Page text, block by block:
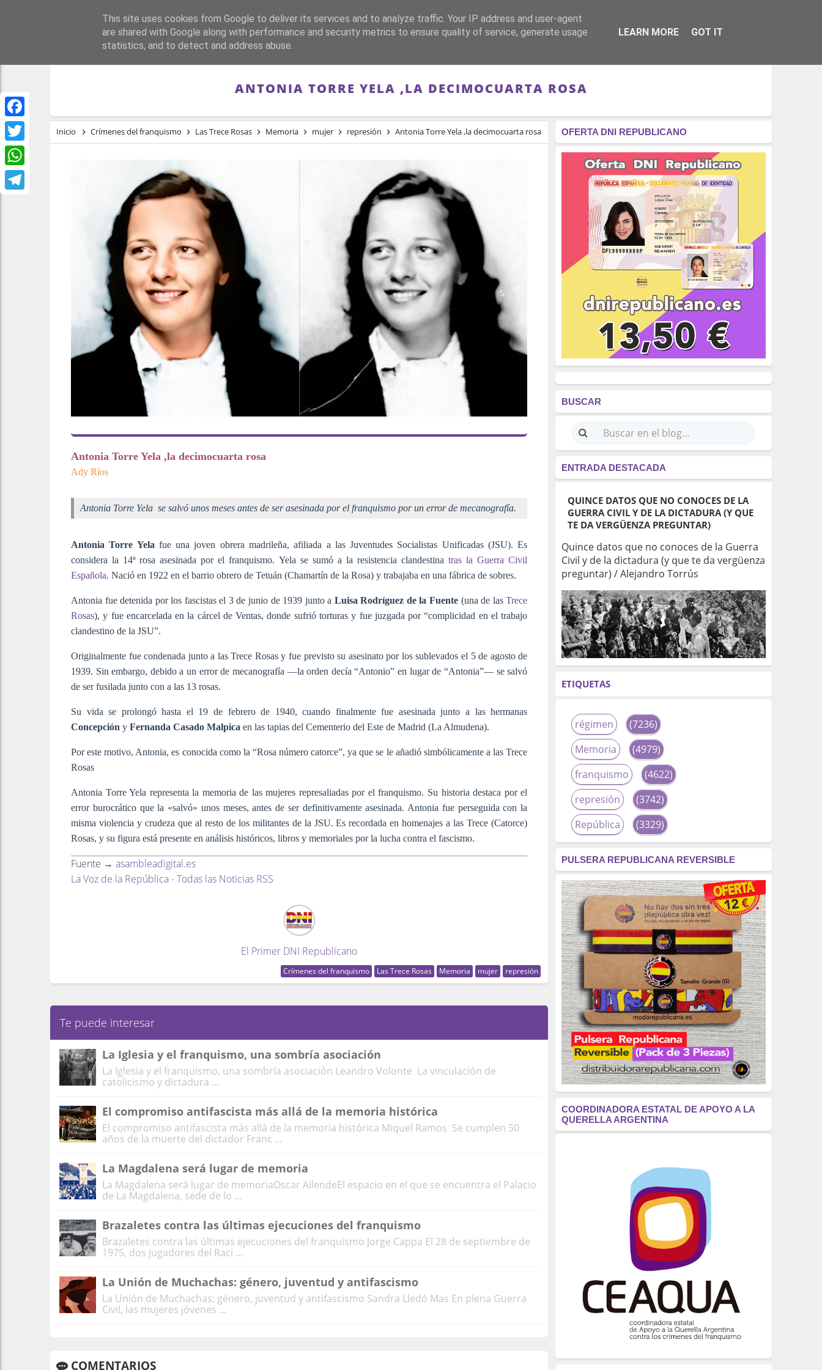
Facebook
Twitter
WhatsApp
PORTADA REPÚBLICA FRANQUISMO GUERRA DE ESPAÑA MEMORIA RÉGIMEN - MONARQUÍA
ANTONIA TORRE YELA ,LA DECIMOCUARTA ROSA
Inicio Crímenes del franquismo Las Trece Rosas Memoria mujer represión Antonia Torre Yela ,la decimocuarta rosa
Antonia Torre Yela ,la decimocuarta rosa
Ady Ríos
Antonia Torre Yela se salvó unos meses antes de ser asesinada por el franquismo por un error de mecanografía.
Antonia Torre Yela fue una joven obrera madrileña, afiliada a las Juventudes Socialistas Unificadas (JSU). Es
considera la 14ª rosa asesinada por el franquismo. Yela se sumó a la resistencia clandestina tras la Guerra Civil
Española. Nació en 1922 en el barrio obrero de Tetuán (Chamartín de la Rosa) y trabajaba en una fábrica de sobres.
Antonia fue detenida por los fascistas el 3 de junio de 1939 junto a Luisa Rodríguez de la Fuente(una de lasTrece
Rosas), y fue encarcelada en la cárcel de Ventas, donde sufrió torturas y fue juzgada por “complicidad en el trabajo
clandestino de la JSU”.
Originalmente fue condenada junto a las Trece Rosas y fue previsto su asesinato por los sublevados el 5 de agosto de
1939. Sin embargo, debido a un error de mecanografía —la orden decía “Antonio” en lugar de “Antonia”— se salvó
de ser fusilada junto con a las 13 rosas.
Su vida se prolongó hasta el 19 de febrero de 1940, cuando finalmente fue asesinada junto a las hermanas
Concepción y Fernanda Casado Malpica en las tapias del Cementerio del Este de Madrid (La Almudena).
Por este motivo, Antonia, es conocida como la “Rosa número catorce”, ya que se le añadió simbólicamente a las Trece
Rosas
Antonia Torre Yela representa la memoria de las mujeres represaliadas por el franquismo. Su historia destaca por el
error burocrático que la «salvó» unos meses, antes de ser definitivamente asesinada. Antonia fue perseguida con la
misma violencia y crudeza que al resto de los militantes de la JSU. Es recordada en homenajes a las Trece (Catorce)
Rosas, y su figura está presente en análisis históricos, libros y memoriales por la lucha contra el fascismo.
Fuente → asambleadigital.es
La Voz de la República - Todas las Noticias RSS
El Primer DNI Republicano
Crímenes del franquismo Las Trece Rosas Memoria mujer represión
Te puede interesar
La Iglesia y el franquismo, una sombría asociación
La Iglesia y el franquismo, una sombría asociación Leandro Volonte La vinculación de
catolicismo y dictadura ...
El compromiso antifascista más allá de la memoria histórica
El compromiso antifascista más allá de la memoria histórica Miquel Ramos Se cumplen 50
años de la muerte del dictador Franc ...
La Magdalena será lugar de memoria
La Magdalena será lugar de memoriaOscar AllendeEl espacio en el que se encuentra el Palacio
de La Magdalena, sede de lo ...
Brazaletes contra las últimas ejecuciones del franquismo
Brazaletes contra las últimas ejecuciones del franquismo Jorge Cappa El 28 de septiembre de
1975, dos jugadores del Raci ...
La Unión de Muchachas: género, juventud y antifascismo
La Unión de Muchachas: género, juventud y antifascismo Sandra Lledó Mas En plena Guerra
Civil, las mujeres jóvenes ...
COMENTARIOS
OFERTA DNI REPUBLICANO
BUSCAR
ENTRADA DESTACADA
QUINCE DATOS QUE NO CONOCES DE LA
GUERRA CIVIL Y DE LA DICTADURA (Y QUE
TE DA VERGÜENZA PREGUNTAR)
Quince datos que no conoces de la Guerra
Civil y de la dictadura (y que te da vergüenza
preguntar) / Alejandro Torrús
ETIQUETAS
régimen
(7236)
Memoria
(4979)
franquismo
(4622)
represión
(3742)
República
(3329)
fascismo
(2677)
tardofranquismo
(2320)
Actualidad
(2319)
monarquía
(2253)
borbones
(2176)
Cultura
(2163)
Guerra
(1674)
genocidio
(1234)
mujer
(1070)
Eventos
(914)
Crímenes del franquismo
(721)
(699)
(607)
neofranquismo
(567)
Justicia Universal
Derechos Humanos
(522)
Nacionalcatolicismo
(514)
PULSERA REPUBLICANA REVERSIBLE
COORDINADORA ESTATAL DE APOYO A LA
QUERELLA ARGENTINA
This site uses cookies from Google to deliver its services and to analyze traffic. Your IP address and user-agent
are shared with Google along with performance and security metrics to ensure quality of service, generate usage
statistics, and to detect and address abuse.
LEARN MORE GOT IT